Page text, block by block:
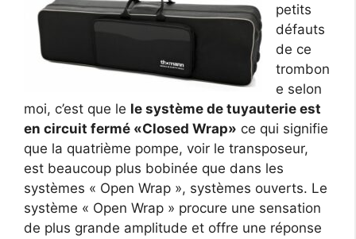
petits
défauts
de ce
trombon
e selon
moi, c’est que le le système de tuyauterie est
en circuit fermé «Closed Wrap» ce qui signifie
que la quatrième pompe, voir le transposeur,
est beaucoup plus bobinée que dans les
systèmes « Open Wrap », systèmes ouverts. Le
système « Open Wrap » procure une sensation
de plus grande amplitude et offre une réponse